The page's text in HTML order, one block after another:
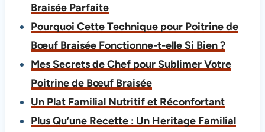
Braisée Parfaite
Pourquoi Cette Technique pour Poitrine de
Bœuf Braisée Fonctionne-t-elle Si Bien ?
Mes Secrets de Chef pour Sublimer Votre
Poitrine de Bœuf Braisée
Un Plat Familial Nutritif et Réconfortant
Plus Qu’une Recette : Un Heritage Familial